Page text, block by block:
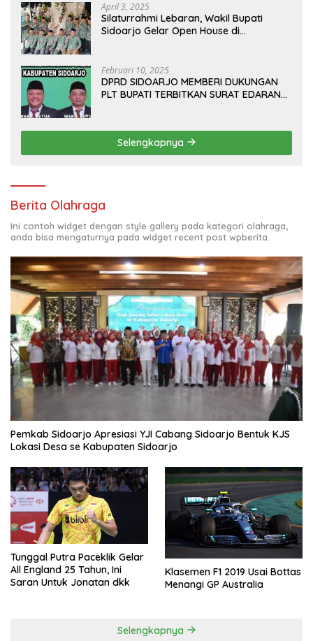
April 3, 2025
Silaturrahmi Lebaran, Wakil Bupati
Sidoarjo Gelar Open House di
Februari 10, 2025
DPRD SIDOARJO MEMBERI DUKUNGAN
PLT BUPATI TERBITKAN SURAT EDARAN
KELUAR KOTA
Selengkapnya
Berita Olahraga
Ini contoh widget dengan style gallery pada kategori olahraga,
anda bisa mengaturnya pada widget recent post wpberita.
Pemkab Sidoarjo Apresiasi YJI Cabang Sidoarjo Bentuk KJS
Lokasi Desa se Kabupaten Sidoarjo
Tunggal Putra Paceklik Gelar
All England 25 Tahun, Ini
Saran Untuk Jonatan dkk
Klasemen F1 2019 Usai Bottas
Menangi GP Australia
Selengkapnya